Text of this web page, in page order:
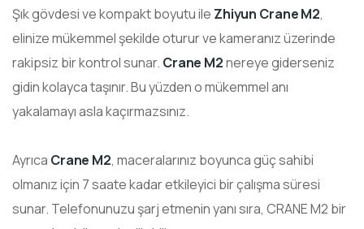
Şık gövdesi ve kompakt boyutu ile Zhiyun Crane M2,
elinize mükemmel şekilde oturur ve kameranız üzerinde
rakipsiz bir kontrol sunar. Crane M2nereye giderseniz
gidin kolayca taşınır. Bu yüzden o mükemmel anı
yakalamayı asla kaçırmazsınız.
Ayrıca Crane M2, maceralarınız boyunca güç sahibi
olmanız için 7 saate kadar etkileyici bir çalışma süresi
sunar. Telefonunuzu şarj etmenin yanı sıra, CRANE M2 bir